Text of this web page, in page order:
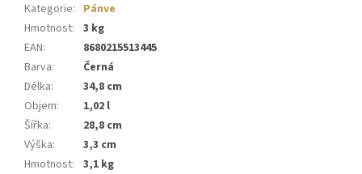
Kategorie: Pánve
Hmotnost: 3 kg
EAN:
8680215513445
Barva:
Černá
Délka:
34,8 cm
Objem:
1,02 l
Šířka:
28,8 cm
Výška:
3,3 cm
Hmotnost: 3,1 kg